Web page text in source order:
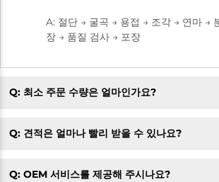
A: 절단 → 굴곡 → 용접 → 조각 → 연마 →
장 → 품질 검사 → 포장
Q: 최소 주문 수량은 얼마인가요?
Q: 견적은 얼마나 빨리 받을 수 있나요?
Q: OEM 서비스를 제공해 주시나요?